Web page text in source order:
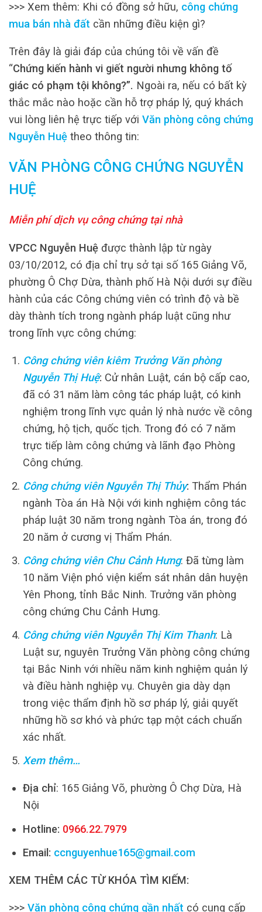
>>> Xem thêm: Khi có đồng sở hữu, công chứng
mua bán nhà đất cần những điều kiện gì?
Trên đây là giải đáp của chúng tôi về vấn đề
“Chứng kiến hành vi giết người nhưng không tố
giác có phạm tội không?”. Ngoài ra, nếu có bất kỳ
thắc mắc nào hoặc cần hỗ trợ pháp lý, quý khách
vui lòng liên hệ trực tiếp với Văn phòng công chứng
Nguyễn Huệ theo thông tin:
VĂN PHÒNG CÔNG CHỨNG NGUYỄN
HUỆ
Miễn phí dịch vụ công chứng tại nhà
VPCC Nguyễn Huệ được thành lập từ ngày
03/10/2012, có địa chỉ trụ sở tại số 165 Giảng Võ,
phường Ô Chợ Dừa, thành phố Hà Nội dưới sự điều
hành của các Công chứng viên có trình độ và bề
dày thành tích trong ngành pháp luật cũng như
trong lĩnh vực công chứng:
Công chứng viên kiêm Trưởng Văn phòng
Nguyễn Thị Huệ: Cử nhân Luật, cán bộ cấp cao,
đã có 31 năm làm công tác pháp luật, có kinh
nghiệm trong lĩnh vực quản lý nhà nước về công
chứng, hộ tịch, quốc tịch. Trong đó có 7 năm
trực tiếp làm công chứng và lãnh đạo Phòng
Công chứng.
Công chứng viên Nguyễn Thị Thủy: Thẩm Phán
ngành Tòa án Hà Nội với kinh nghiệm công tác
pháp luật 30 năm trong ngành Tòa án, trong đó
20 năm ở cương vị Thẩm Phán.
Công chứng viên Chu Cảnh Hưng: Đã từng làm
10 năm Viện phó viện kiểm sát nhân dân huyện
Yên Phong, tỉnh Bắc Ninh. Trưởng văn phòng
công chứng Chu Cảnh Hưng.
Công chứng viên Nguyễn Thị Kim Thanh: Là
Luật sư, nguyên Trưởng Văn phòng công chứng
tại Bắc Ninh với nhiều năm kinh nghiệm quản lý
và điều hành nghiệp vụ. Chuyên gia dày dạn
trong việc thẩm định hồ sơ pháp lý, giải quyết
những hồ sơ khó và phức tạp một cách chuẩn
xác nhất.
Xem thêm…
Địa chỉ: 165 Giảng Võ, phường Ô Chợ Dừa, Hà
Nội
Hotline: 0966.22.7979
Email: ccnguyenhue165@gmail.com
XEM THÊM CÁC TỪ KHÓA TÌM KIẾM:
>>> Văn phòng công chứng gần nhất có cung cấp